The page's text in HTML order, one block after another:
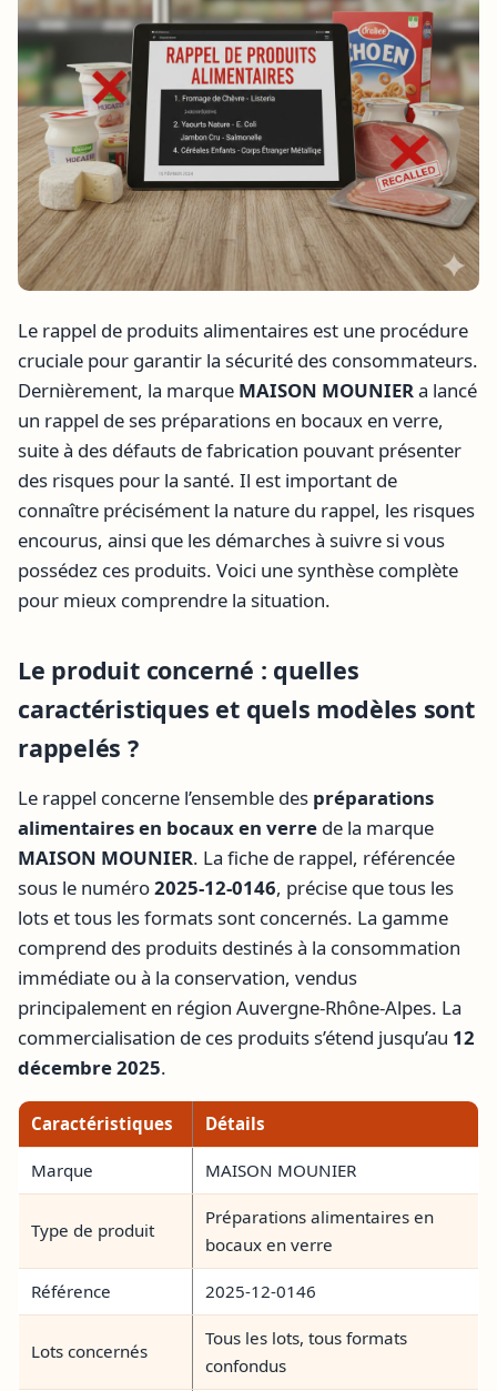
Le rappel de produits alimentaires est une procédure
cruciale pour garantir la sécurité des consommateurs.
Dernièrement, la marque MAISON MOUNIERa lancé
un rappel de ses préparations en bocaux en verre,
suite à des défauts de fabrication pouvant présenter
des risques pour la santé. Il est important de
connaître précisément la nature du rappel, les risques
encourus, ainsi que les démarches à suivre si vous
possédez ces produits. Voici une synthèse complète
pour mieux comprendre la situation.
Le produit concerné : quelles
caractéristiques et quels modèles sont
rappelés ?
Le rappel concerne l’ensemble des préparations
alimentaires en bocaux en verre de la marque
MAISON MOUNIER. La fiche de rappel, référencée
sous le numéro2025-12-0146, précise que tous les
lots et tous les formats sont concernés. La gamme
comprend des produits destinés à la consommation
immédiate ou à la conservation, vendus
principalement en région Auvergne-Rhône-Alpes. La
commercialisation de ces produits s’étend jusqu’au 12
décembre 2025.
Caractéristiques Détails
Marque MAISON MOUNIER
Type de produit
Préparations alimentaires en
bocaux en verre
Référence 2025-12-0146
Lots concernés
Tous les lots, tous formats
confondus